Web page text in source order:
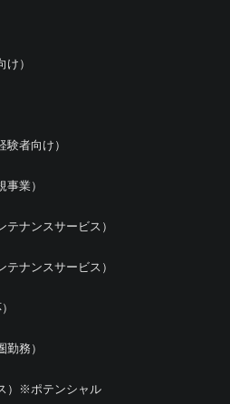
）
者向け）
業）
ナンスサービス）
ナンスサービス）
務）
）※ポテンシャル